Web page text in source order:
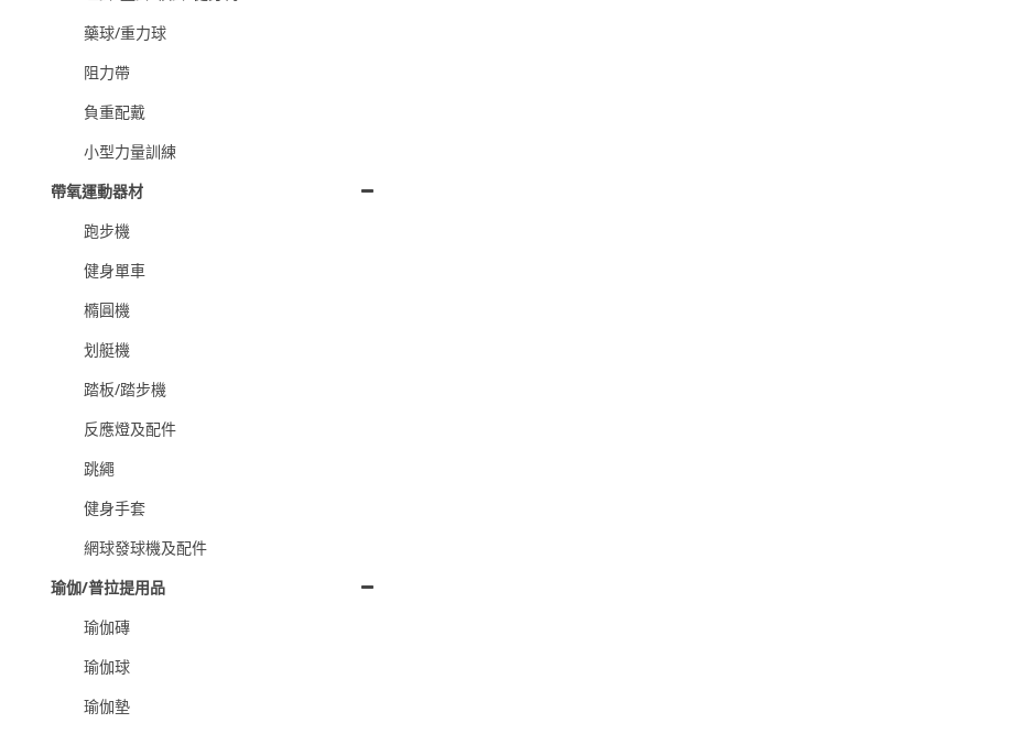
藥球/重力球
阻力帶
負重配戴
小型力量訓練
帶氧運動器材
跑步機
健身單車
橢圓機
划艇機
踏板/踏步機
反應燈及配件
跳繩
健身手套
網球發球機及配件
瑜伽/普拉提用品
瑜伽磚
瑜伽球
瑜伽墊